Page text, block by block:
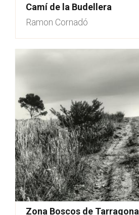
Camí de la Budellera
Ramon Cornadó
Zona Boscos de Tarragona